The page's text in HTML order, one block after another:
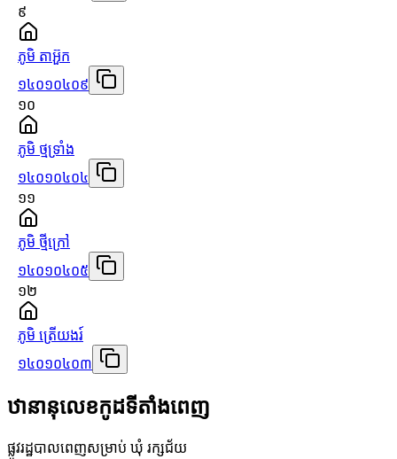
៩
ភូមិ តាអ៊ួក
១៤០១០៤០៩
១០
ភូមិ ថ្មទ្រាំង
១៤០១០៤០៤
១១
ភូមិ ថ្មីក្រៅ
១៤០១០៤០៥
១២
ភូមិ ត្រើយងរ៍
១៤០១០៤០៣
ឋានានុលេខកូដទីតាំងពេញ
ផ្លូវរដ្ឋបាលពេញសម្រាប់ ឃុំ រក្សជ័យ